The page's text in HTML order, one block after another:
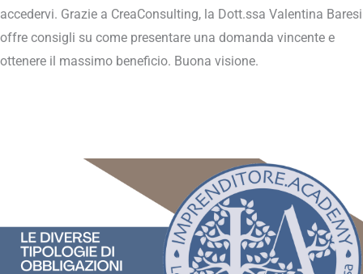
accedervi. Grazie a CreaConsulting, la Dott.ssa Valentina Baresi
offre consigli su come presentare una domanda vincente e
ottenere il massimo beneficio. Buona visione.